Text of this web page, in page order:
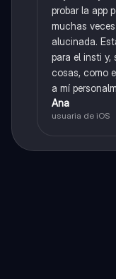
probar la app
muchas
alucinada.
para el insti y,
cosas, como
a mí
Ana
usuaria de iOS